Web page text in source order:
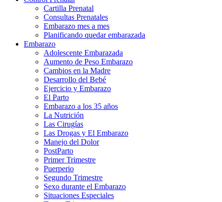
Cartilla Prenatal
Consultas Prenatales
Embarazo mes a mes
Planificando quedar embarazada
Embarazo
Adolescente Embarazada
Aumento de Peso Embarazo
Cambios en la Madre
Desarrollo del Bebé
Ejercicio y Embarazo
El Parto
Embarazo a los 35 años
La Nutrición
Las Cirugías
Las Drogas y El Embarazo
Manejo del Dolor
PostParto
Primer Trimestre
Puerperio
Segundo Trimestre
Sexo durante el Embarazo
Situaciones Especiales